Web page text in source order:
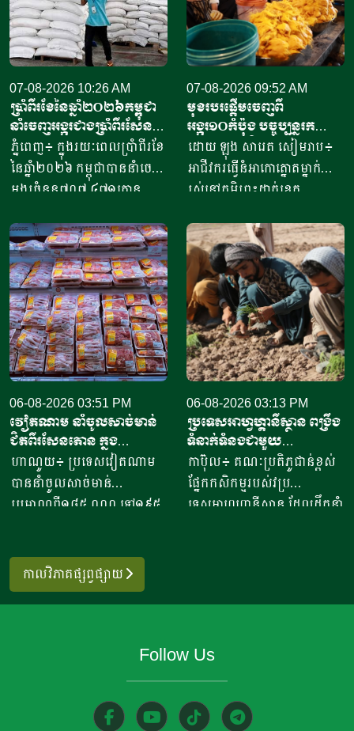
07-08-2026 10:26 AM
ប្រាំពីរខែនៃឆ្នាំ​២០២៦កម្ពុជា
នាំចេញអង្ករជាងប្រាំពីរសែន​
តោន គិតជាទឹកប្រាក់​
ជាង៤១៥លានដុល្លារ
ភ្នំពេញ៖ ក្នុងរយៈពេលប្រាំពីរខែ
នៃឆ្នាំ២០២៦ កម្ពុជាបាននាំចេញ
អង្ករចំនួន៧០៧ ៤៧១តោន​
ចំនួន៦១ក្រុមហ៊ុន ដោយនាំ
ចេញទៅកាន់គោលដៅចំនួន៦៦
ដែលក្នុងនោះទៅកាន់បណ្តា
ប្រទេសនៅក្នុងតំបន់អឺរ៉ុប
ចំនួន៣៣ ​បានបរិមាណអង្ករ
ចំនួន២០៧ ១៥៧តោន គិតជា
ទឹកប្រាក់ចំនួន១៥៦,៤៥​លាន
ដុល្លារ។ ឧកញ៉ា ឡាយ ឈុនហួ
ប្រធានសហព័ន្ធស្រូវអង្ករកម្ពុជា
បានមានប្រសាសន៍ថា ការនាំ
ចេញអង្ករសម្រាប់ឆ្នាំ២០២៦នេះ
នឹងសម្រេចបានជោគជ័យតាម
ផែនការ ហើយ​មិនមានបញ្ហាអ្វី
ចោទនោះទេ ជាពិសេស ស្រប
រដ្ឋាភិបាល ដឹកនាំរបស់ស
ម្តេចតេជោ ហ៊ុន សែន ជាអតីត
ម៉ាណែត នាយកដ្ឋមន្រ្តី។​​ ឧកញ៉ា
បញ្ជាក់ថា ជាលទ្ធផលត្រឹមប្រាំ
ពីរខែនេះ កម្ពុជានាំចេញបាន
ជាង៧០៧ ៤៧១តោន​ ធៀបនឹង
07-08-2026 09:52 AM
មុខរបរផ្តើមចេញពី
អង្ករ១០កំប៉ុង​ បច្ចុប្បន្ន​រក
ចំណូលបាន​ជិត១០លានរៀល
ក្នុងមួយថ្ងៃ
ដោយ ឡុង សារេត​ សៀមរាប៖ ​
អាជីវករ​​ធ្វើនំអាកោត្នោត​ម្នាក់
រស់នៅភូមិព្រះដាក់ខេត្ត
ចាប់ផ្តើម​ដំបូង​ចេញពីអង្ករ​
១០កំប៉ុង ឬមានទម្ងន់​ប្រហែល​បី
គីឡូក្រាម រហូតមកដល់ឆ្នាំ​
២០២៦នេះ អាច​លក់នំបាន​ពី៤
០០០ ទៅ​៨០០០នំ​ គិតជាប្រាក់
ចំណូលសរុបបានពីបីលានដល់​
ប្រាំបីលានរៀល​ក្នុងមួយថ្ងៃ​។ អ្នក
ស្រី ថ្លុង ថាន ម្ចាស់ហាង​យីហោ
“អាកោត្នោតព្រះដាក់” នៅឃុំព្រះ
ដាក់​ ស្រុក​បន្ទាយស្រី ខេត្ត
សៀមរាប​ បានឱ្យដឹង​ថា មុខរបរ
ធ្វើនំអាកោត្នោត​លក់ជូនប្រជា
ពលរដ្ឋនិងភ្ញៀវទេសចរណ៍
អន្តរជាតិ​ ក្នុងពេលសព្វថ្ងៃនេះ
ហើយ​នំអាកោត្នោតជាចំណីមួយ
ប្រភេទ​ ដែលប្រជាពលរដ្ឋរស់នៅ
ក្នុងតំបន់​និយម​ពិសា។​ អ្នកស្រី
លើកឡើង​ថា នៅក្នុងសម័យកូវីដ​
06-08-2026 03:51 PM
វៀតណាម នាំចូលសាច់មាន់
ជិតពីរសែនតោន ក្នុង
ឆមាសទី១ ដោយភាគច្រើននាំ
ចូលពីអាម៉េរិក
ហាណូយ៖ ប្រទេសវៀតណាម
បាននាំចូលសាច់មាន់
ប្រមាណពី១៨៥ ០០០ ទៅ១៩៥
នាំចូលពីសហរដ្ឋអាម៉េរិក មាន
រហូតដល់ជិត៦២ភាគរយនៃ
ប្រមាណពី១៩០ ទៅ២០៥លាន
ឡើងពី២៦ ទៅ៣៧,៦ភាគរយ
06-08-2026 03:13 PM
ប្រទេសអាហ្វហ្គានីស្ថាន ពង្រឹង
ទំនាក់ទំនងជាមួយ
ប្រទេសម៉ុលដូវ៉ា ដើម្បីជំរុញ
កិច្ចសហប្រតិបត្តិការផ្នែក
វិទ្យាសាស្ត្រ និងកសិកម្ម
កាប៊ុល៖ គណៈប្រតិភូជាន់ខ្ពស់
ផ្នែកកសិកម្មរបស់វប្រ
ទេសអាហ្វហ្គានីស្ថាន ដែលដឹកនាំ
ប្រតិបត្តិការរវាងប្រទេសទាំងពីរ
គ្រប់គ្រងសត្វល្អិតចង្រៃ។
កាលវិភាគផ្សព្វផ្សាយ
Follow Us